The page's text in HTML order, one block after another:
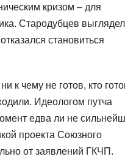
кризом – для
Стародубцев выглядел
становиться
к чему не готов, кто
Идеологом путча
едва ли не
проекта Союзного
от заявлений ГКЧП.